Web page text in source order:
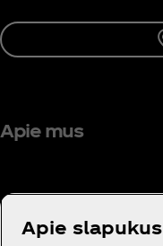
Apie mus
Reikia pagalbos?
Apie slapukus